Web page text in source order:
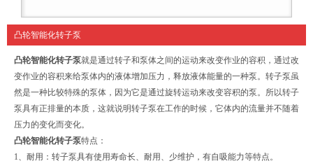
凸轮智能化转子泵
凸轮智能化转子泵就是通过转子和泵体之间的运动来改变作业的容积，通过改
变作业的容积来给泵体内的液体增加压力，释放液体能量的一种泵。转子泵虽
然是一种比较特殊的泵体，因为它是通过旋转运动来改变容积的泵。所以转子
泵具有正排量的本质，这就说明转子泵在工作的时候，它体内的流量并不随着
压力的变化而变化。
凸轮智能化转子泵特点：
1、耐用：转子泵具有使用寿命长、耐用、少维护，有自吸能力等特点。